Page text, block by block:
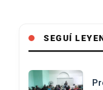
SEGUÍ